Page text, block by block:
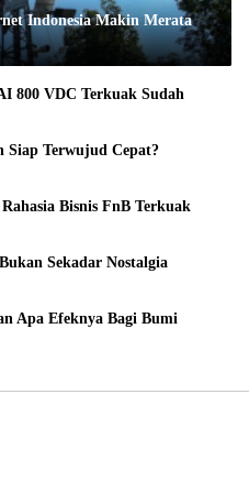
Indonesia Makin Merata
800 VDC Terkuak Sudah
Terwujud Cepat?
Bisnis FnB Terkuak
Sekadar Nostalgia
Apa Efeknya Bagi Bumi